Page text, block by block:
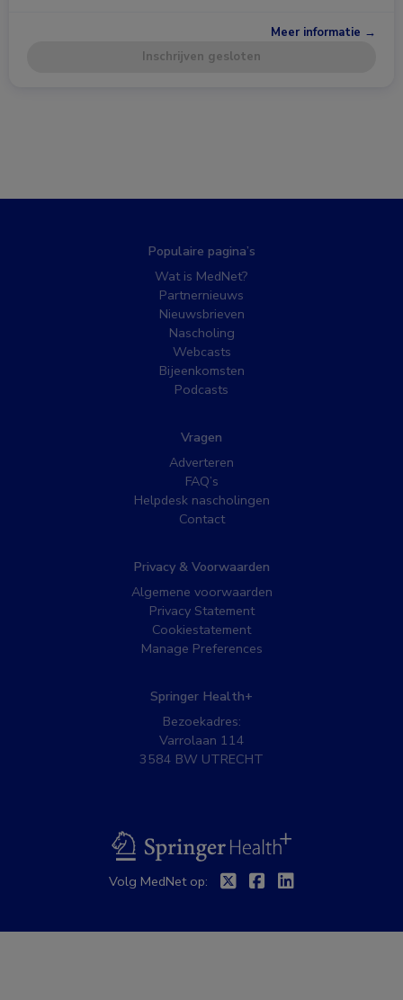
Meer informatie →
Inschrijven gesloten
Populaire pagina’s
Wat is MedNet?
Partnernieuws
Nieuwsbrieven
Nascholing
Webcasts
Bijeenkomsten
Podcasts
Vragen
Adverteren
FAQ’s
Helpdesk nascholingen
Contact
Privacy & Voorwaarden
Algemene voorwaarden
Privacy Statement
Cookiestatement
Manage Preferences
Springer Health+
Bezoekadres:
Varrolaan 114
3584 BW UTRECHT
BSL
Volg MedNet op: TwitterFacebook
Linkedin